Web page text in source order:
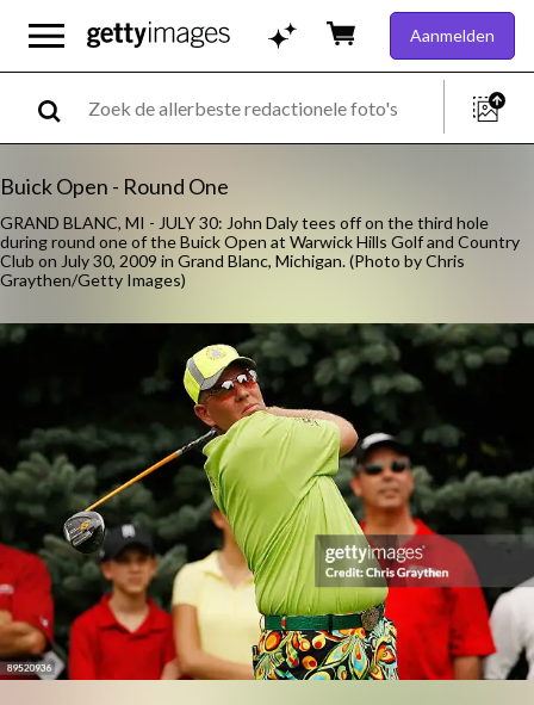
Aanmelden
Buick Open - Round One
GRAND BLANC, MI - JULY 30: John Daly tees off on the third hole
during round one of the Buick Open at Warwick Hills Golf and Country
Club on July 30, 2009 in Grand Blanc, Michigan. (Photo by Chris
Graythen/Getty Images)